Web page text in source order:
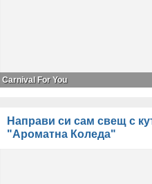
Carnival For You
Направи си сам свещ с
"Ароматна Коледа"